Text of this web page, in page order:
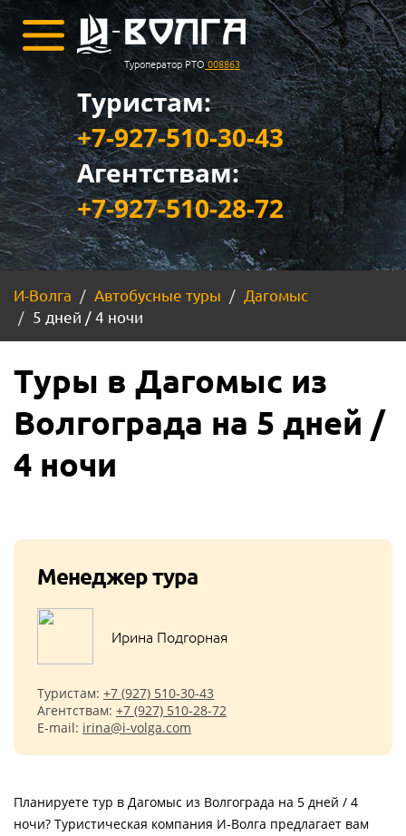
Туроператор РТО 008863
Туристам:
+7-927-510-30-43
Агентствам:
+7-927-510-28-72
И-Волга Автобусные туры
Дагомыс
5 дней / 4 ночи
Туры в Дагомыс из
Волгограда на 5 дней /
4 ночи
Менеджер тура
Ирина Подгорная
Туристам: +7 (927) 510-30-43
Агентствам: +7 (927) 510-28-72
E-mail: irina@i-volga.com
Планируете тур в Дагомыс из Волгограда на 5 дней / 4
ночи? Туристическая компания И-Волга предлагает вам